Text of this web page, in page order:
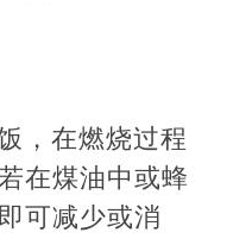
，在燃烧过程
在煤油中或蜂
可减少或消